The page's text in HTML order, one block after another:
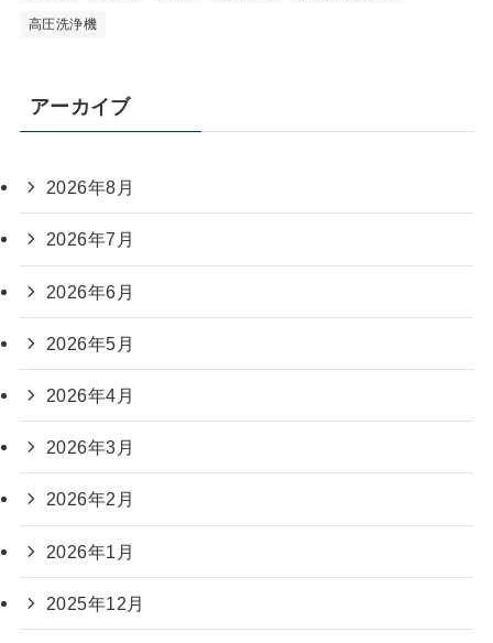
高圧洗浄機
アーカイブ
2026年8月
2026年7月
2026年6月
2026年5月
2026年4月
2026年3月
2026年2月
2026年1月
2025年12月